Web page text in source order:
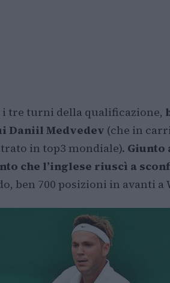
tre turni della qualificazione,
Daniil Medvedev (che in
in top3 mondiale). Giunto
che l’inglese riuscì a
ben 700 posizioni in avanti a